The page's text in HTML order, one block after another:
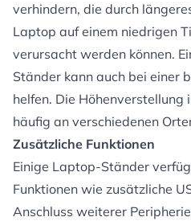
verhindern, die durch
Laptop auf einem niedrigen
verursacht werden können.
Ständer kann auch bei einer
helfen. Die Höhenverstellung
häufig an verschiedenen
Zusätzliche Funktionen
Einige Laptop-Ständer
Funktionen wie zusätzliche
Anschluss weiterer